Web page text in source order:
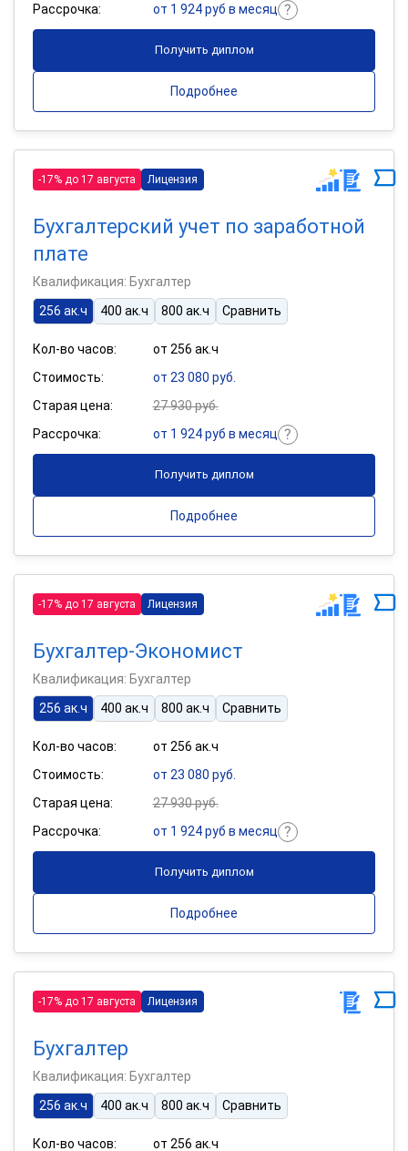
Рассрочка:
от 1 924 руб в месяц
Получить диплом
Подробнее
-17% до 17 августа Лицензия
Бухгалтерский учет по заработной
плате
Квалификация: Бухгалтер
256 ак.ч
400 ак.ч 800 ак.ч Сравнить
Кол-во часов:
от 256 ак.ч
Стоимость:
от 23 080 руб.
Старая цена:
27 930 руб.
Рассрочка:
от 1 924 руб в месяц
Получить диплом
Подробнее
-17% до 17 августа Лицензия
Бухгалтер-Экономист
Квалификация: Бухгалтер
256 ак.ч
400 ак.ч 800 ак.ч Сравнить
Кол-во часов:
от 256 ак.ч
Стоимость:
от 23 080 руб.
Старая цена:
27 930 руб.
Рассрочка:
от 1 924 руб в месяц
Получить диплом
Подробнее
-17% до 17 августа Лицензия
Бухгалтер
Квалификация: Бухгалтер
256 ак.ч
400 ак.ч 800 ак.ч Сравнить
Кол-во часов:
от 256 ак.ч